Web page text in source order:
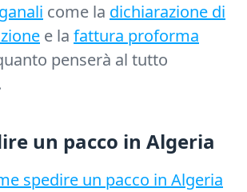
come la dichiarazione di
e la fattura proforma
penserà al tutto
un pacco in Algeria
spedire un pacco in Algeria